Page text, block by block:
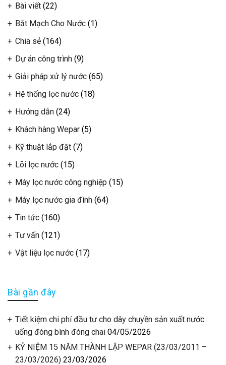
Bài viết (22)
Bắt Mạch Cho Nước (1)
Chia sẻ (164)
Dự án công trình (9)
Giải pháp xử lý nước (65)
Hệ thống lọc nước (18)
Hướng dẫn (24)
Khách hàng Wepar (5)
Kỹ thuật lắp đặt (7)
Lõi lọc nước (15)
Máy lọc nước công nghiệp (15)
Máy lọc nước gia đình (64)
Tin tức (160)
Tư vấn (121)
Vật liệu lọc nước (17)
Bài gần đây
Tiết kiệm chi phí đầu tư cho dây chuyền sản xuất nước
uống đóng bình đóng chai 04/05/2026
KỶ NIỆM 15 NĂM THÀNH LẬP WEPAR (23/03/2011 –
23/03/2026) 23/03/2026